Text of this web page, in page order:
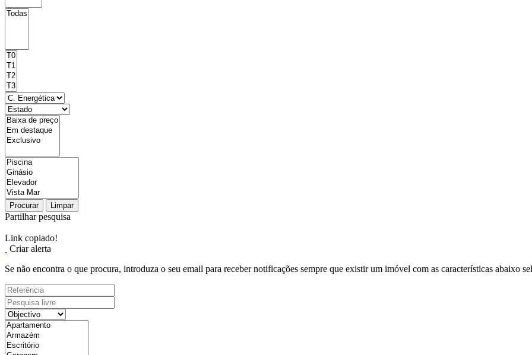
Procurar Limpar
Partilhar pesquisa
Link copiado!
Criar alerta
Se não encontra o que procura, introduza o seu email para receber notificações sempre que existir um imóvel com as características abaixo